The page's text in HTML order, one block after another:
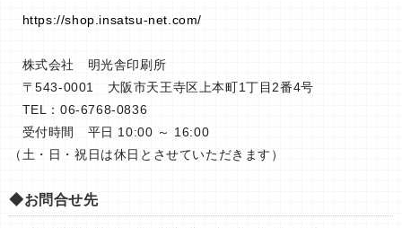
https://shop.insatsu-net.com/
株式会社 明光舎印刷所
〒543-0001 大阪市天王寺区上本町1丁目2番4号
TEL：06-6768-0836
受付時間 平日 10:00 ～ 16:00
（土・日・祝日は休日とさせていただきます）
◆お問合せ先